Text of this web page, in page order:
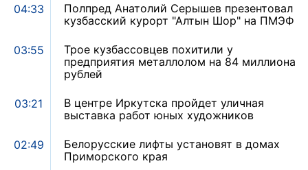
04:33
Полпред Анатолий Серышев презентовал
кузбасский курорт "Алтын Шор" на ПМЭФ
03:55
Трое кузбассовцев похитили у
предприятия металлолом на 84 миллиона
рублей
03:21
В центре Иркутска пройдет уличная
выставка работ юных художников
02:49
Белорусские лифты установят в домах
Приморского края